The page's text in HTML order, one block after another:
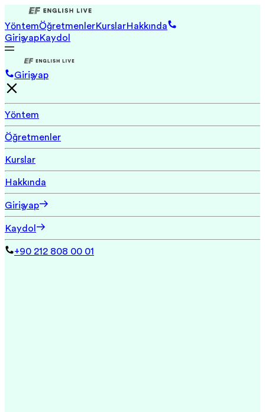
YöntemÖğretmenlerKurslarHakkında
Giriş yapKaydol
Giriş yap
Yöntem
Öğretmenler
Kurslar
Hakkında
Giriş yap
Kaydol
+90 212 808 00 01